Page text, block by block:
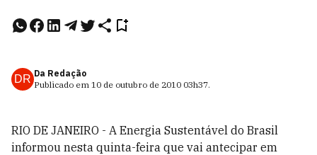
DR Da Redação
Publicado em 10 de outubro de 2010 03h37.
RIO DE JANEIRO - A Energia Sustentável do Brasil
informou nesta quinta-feira que vai antecipar em